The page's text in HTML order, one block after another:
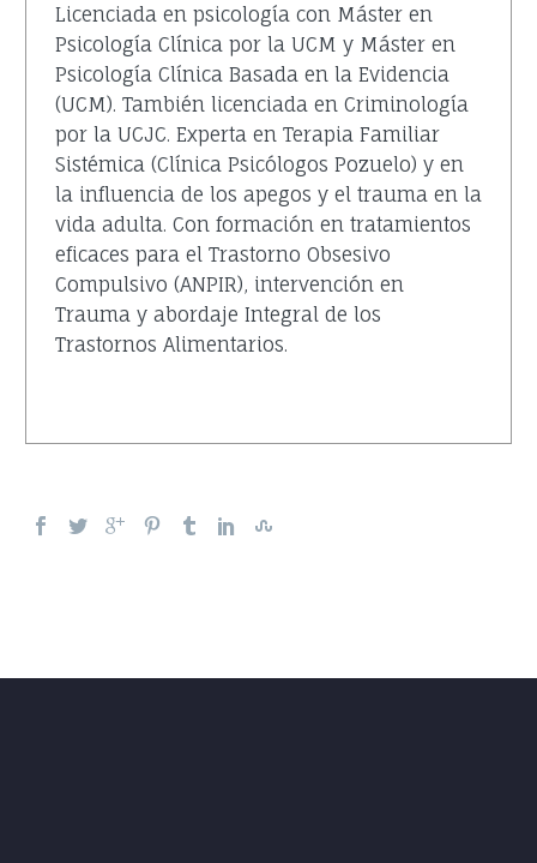
Licenciada en psicología con Máster en
Psicología Clínica por la UCM y Máster en
Psicología Clínica Basada en la Evidencia
(UCM). También licenciada en Criminología
por la UCJC. Experta en Terapia Familiar
Sistémica (Clínica Psicólogos Pozuelo) y en
la influencia de los apegos y el trauma en la
vida adulta. Con formación en tratamientos
eficaces para el Trastorno Obsesivo
Compulsivo (ANPIR), intervención en
Trauma y abordaje Integral de los
Trastornos Alimentarios.